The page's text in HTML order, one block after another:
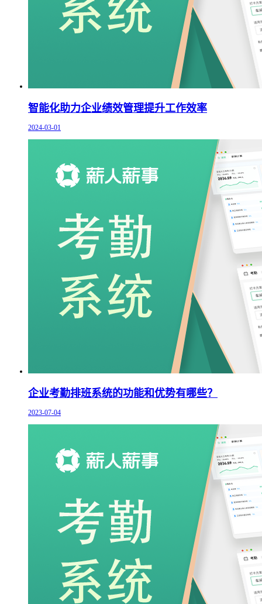
智能化助力企业绩效管理提升工作效率
2024-03-01
企业考勤排班系统的功能和优势有哪些？
2023-07-04